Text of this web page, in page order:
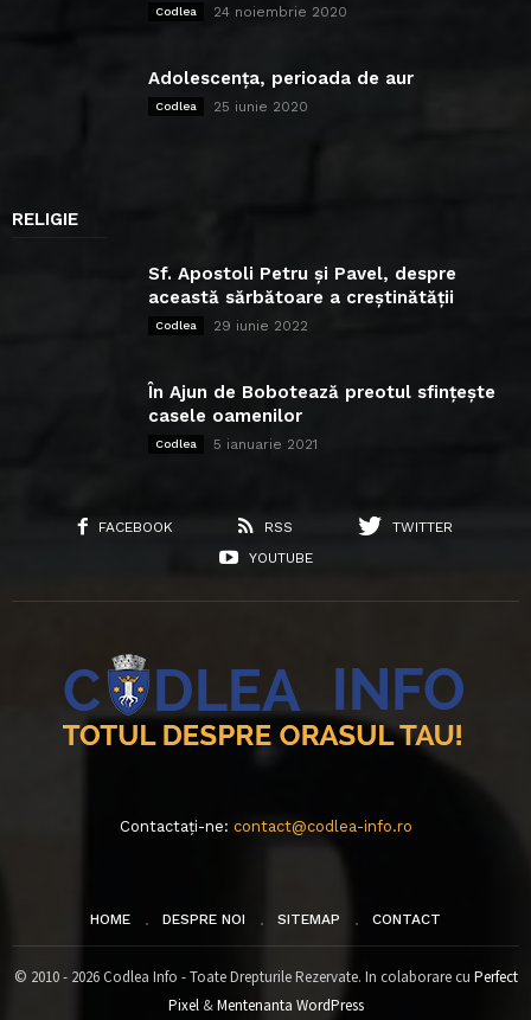
Codlea 24 noiembrie 2020
Adolescența, perioada de aur
Codlea 25 iunie 2020
RELIGIE
Sf. Apostoli Petru și Pavel, despre
această sărbătoare a creștinătății
Codlea 29 iunie 2022
În Ajun de Bobotează preotul sfințește
casele oamenilor
Codlea 5 ianuarie 2021
FACEBOOK RSS
TWITTER
YOUTUBE
Contactați-ne: contact@codlea-info.ro
HOME DESPRE NOI SITEMAP CONTACT
© 2010 - 2026 Codlea Info - Toate Drepturile Rezervate. In colaborare cu Perfect
Pixel&Mentenanta WordPress